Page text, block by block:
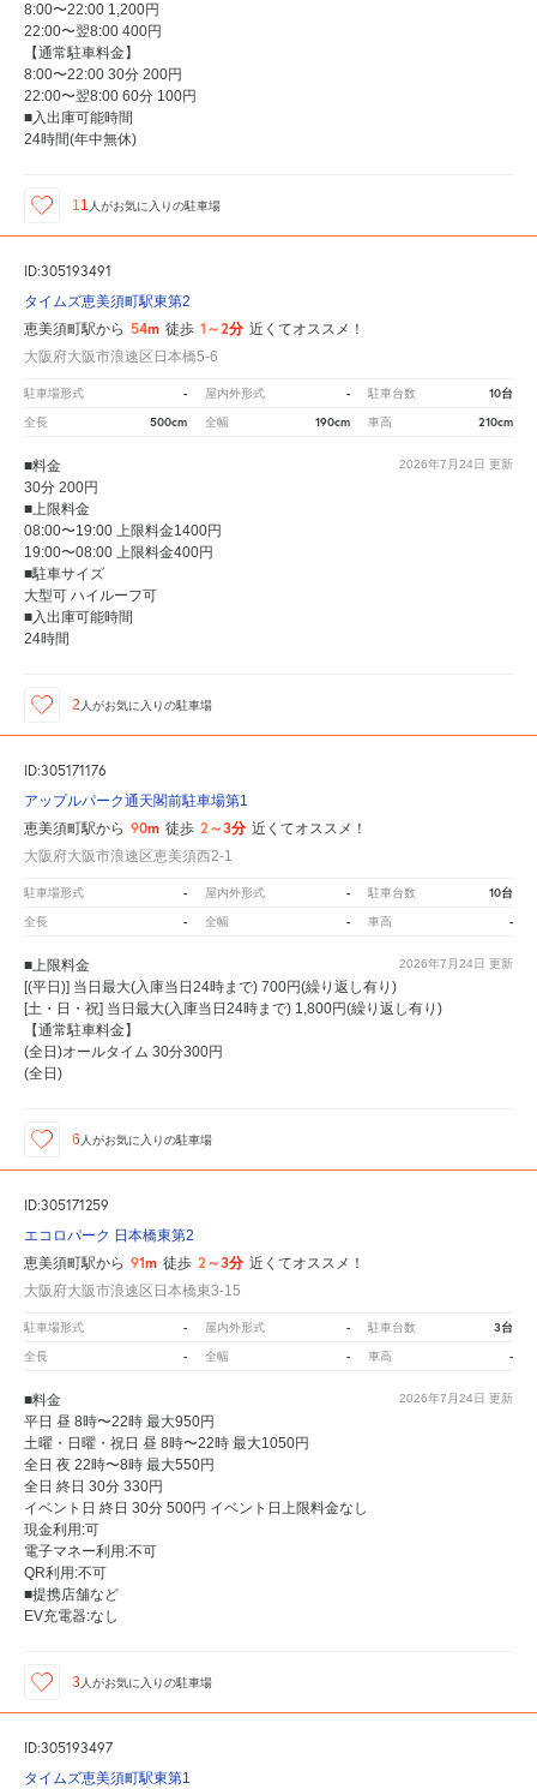
8:00〜22:00 1,200円
22:00〜翌8:00 400円
【通常駐車料金】
8:00〜22:00 30分 200円
22:00〜翌8:00 60分 100円
■入出庫可能時間
24時間(年中無休)
11 人がお気に入りの駐車場
ID:305193491
タイムズ恵美須町駅東第2
恵美須町駅から 54m 徒歩 1～2分 近くてオススメ！
大阪府大阪市浪速区日本橋5-6
駐車場形式 - 屋内外形式 - 駐車台数 10台
全長 500cm 全幅 190cm 車高 210cm
2026年7月24日 更新
■料金
30分 200円
■上限料金
08:00〜19:00 上限料金1400円
19:00〜08:00 上限料金400円
■駐車サイズ
大型可 ハイルーフ可
■入出庫可能時間
24時間
2 人がお気に入りの駐車場
ID:305171176
アップルパーク通天閣前駐車場第1
恵美須町駅から 90m 徒歩 2～3分 近くてオススメ！
大阪府大阪市浪速区恵美須西2-1
駐車場形式 - 屋内外形式 - 駐車台数 10台
全長 - 全幅 - 車高 -
2026年7月24日 更新
■上限料金
[(平日)] 当日最大(入庫当日24時まで) 700円(繰り返し有り)
[土・日・祝] 当日最大(入庫当日24時まで) 1,800円(繰り返し有り)
【通常駐車料金】
(全日)オールタイム 30分300円
(全日)
6 人がお気に入りの駐車場
ID:305171259
エコロパーク 日本橋東第2
恵美須町駅から 91m 徒歩 2～3分 近くてオススメ！
大阪府大阪市浪速区日本橋東3-15
駐車場形式 - 屋内外形式 - 駐車台数 3台
全長 - 全幅 - 車高 -
2026年7月24日 更新
■料金
平日 昼 8時〜22時 最大950円
土曜・日曜・祝日 昼 8時〜22時 最大1050円
全日 夜 22時〜8時 最大550円
全日 終日 30分 330円
イベント日 終日 30分 500円 イベント日上限料金なし
現金利用:可
電子マネー利用:不可
QR利用:不可
■提携店舗など
EV充電器:なし
3人がお気に入りの駐車場
ID:305193497
タイムズ恵美須町駅東第1